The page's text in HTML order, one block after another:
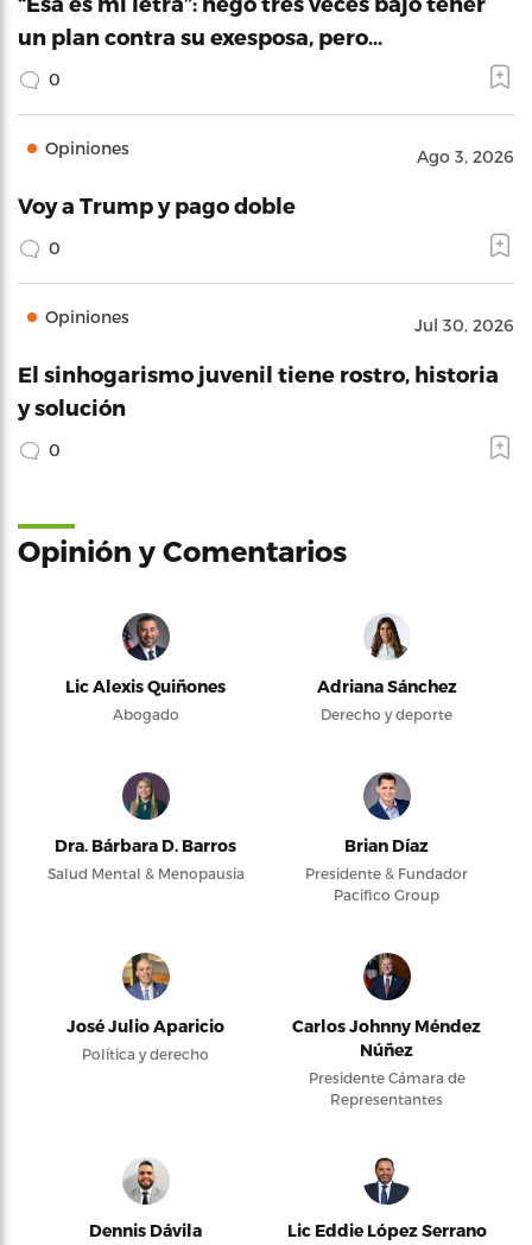
un plan contra su exesposa, pero…
0
Opiniones Ago 3, 2026
Voy a Trump y pago doble
0
Opiniones Jul 30, 2026
El sinhogarismo juvenil tiene rostro, historia
y solución
0
Opinión y Comentarios
Lic Alexis Quiñones
Abogado
Adriana Sánchez
Derecho y deporte
Dra. Bárbara D. Barros
Salud Mental & Menopausia
Brian Díaz
Presidente & Fundador
Pacifico Group
José Julio Aparicio
Política y derecho
Carlos Johnny Méndez
Núñez
Presidente Cámara de
Representantes
Dennis Dávila Lic Eddie López Serrano